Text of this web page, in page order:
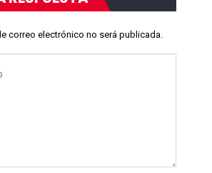
correo electrónico no será publicada.